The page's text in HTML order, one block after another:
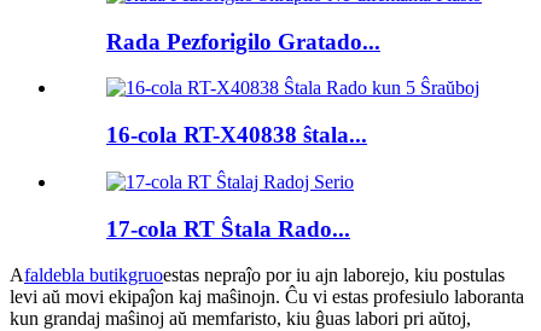
Rada Pezforigilo Gratado...
16-cola RT-X40838 ŝtala...
17-cola RT Ŝtala Rado...
Afaldebla butikgruoestas nepraĵo por iu ajn laborejo, kiu postulas
levi aŭ movi ekipaĵon kaj maŝinojn. Ĉu vi estas profesiulo laboranta
kun grandaj maŝinoj aŭ memfaristo, kiu ĝuas labori pri aŭtoj,